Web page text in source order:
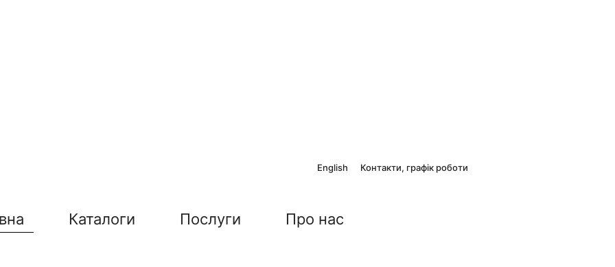
English Контакти, графік роботи
Каталоги Послуги Про нас